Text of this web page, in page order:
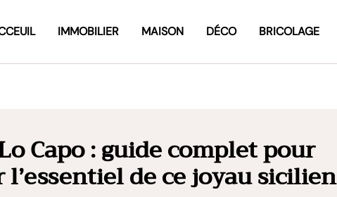
IMMOBILIER MAISON DÉCO BRICOLAGE
Capo : guide complet pour
de ce joyau sicilien